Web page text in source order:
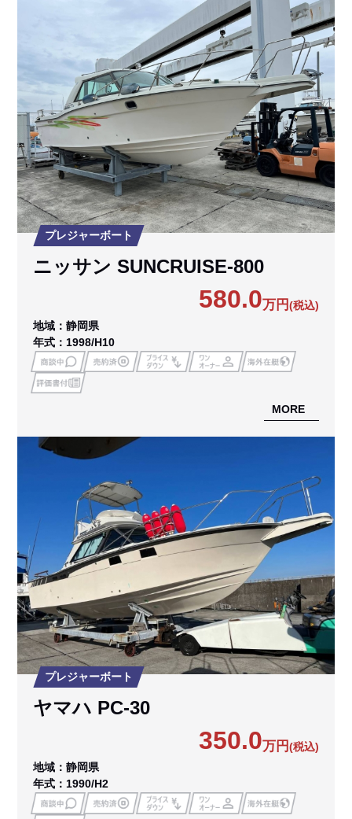
プレジャーボート
ニッサン SUNCRUISE-800
580.0万円(税込)
地域：静岡県
年式：1998/H10
MORE
プレジャーボート
ヤマハ PC-30
350.0万円(税込)
地域：静岡県
年式：1990/H2